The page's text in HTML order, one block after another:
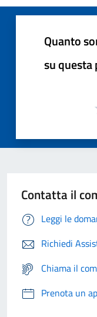
Quanto
su questa
Contatta il
Leggi le
Richiedi
Chiama il
Prenota un